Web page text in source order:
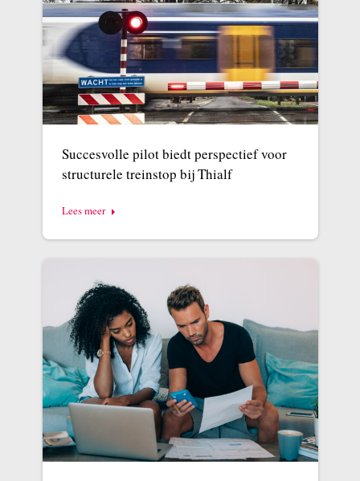
Succesvolle pilot biedt perspectief voor
structurele treinstop bij Thialf
Lees meer